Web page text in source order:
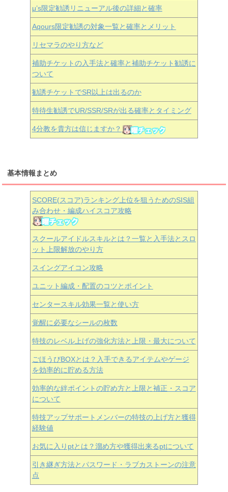
μ’s限定勧誘リニューアル後の詳細と確率
Aqours限定勧誘の対象一覧と確率とメリット
リセマラのやり方など
補助チケットの入手法と確率と補助チケット勧誘に
ついて
勧誘チケットでSR以上は出るのか
特待生勧誘でUR/SSR/SRが出る確率とタイミング
4分教を貴方は信じますか？
基本情報まとめ
SCORE(スコア)ランキング上位を狙うためのSIS組
み合わせ・編成ハイスコア攻略
スクールアイドルスキルとは？一覧と入手法とスロ
ット上限解放のやり方
スイングアイコン攻略
ユニット編成・配置のコツとポイント
センタースキル効果一覧と使い方
覚醒に必要なシールの枚数
特技のレベル上げの強化方法と上限・最大について
ごほうびBOXとは？入手できるアイテムやゲージ
を効率的に貯める方法
効率的な絆ポイントの貯め方と上限と補正・スコア
について
特技アップサポートメンバーの特技の上げ方と獲得
経験値
お気に入りptとは？溜め方や獲得出来るptについて
引き継ぎ方法とパスワード・ラブカストーンの注意
点